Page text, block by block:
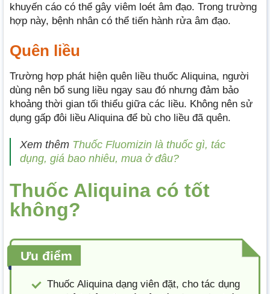
khuyến cáo có thể gây viêm loét âm đạo. Trong trường
hợp này, bệnh nhân có thể tiến hành rửa âm đạo.
Quên liều
Trường hợp phát hiện quên liều thuốc Aliquina, người
dùng nên bổ sung liều ngay sau đó nhưng đảm bảo
khoảng thời gian tối thiểu giữa các liều. Không nên sử
dụng gấp đôi liều Aliquina để bù cho liều đã quên.
Xem thêm Thuốc Fluomizin là thuốc gì, tác
dụng, giá bao nhiêu, mua ở đâu?
Thuốc Aliquina có tốt
không?
Ưu điểm
Thuốc Aliquina dạng viên đặt, cho tác dụng